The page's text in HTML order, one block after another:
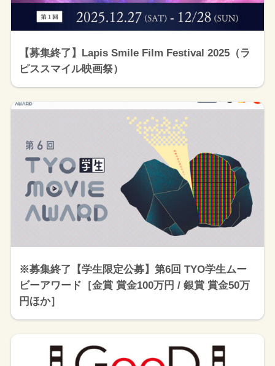
【募集終了】Lapis Smile Film Festival 2025（ラ
ピススマイル映画祭）
※募集終了【学生限定公募】第6回 TYO学生ムー
ビーアワード［金賞 賞金100万円 / 銀賞 賞金50万
円ほか］